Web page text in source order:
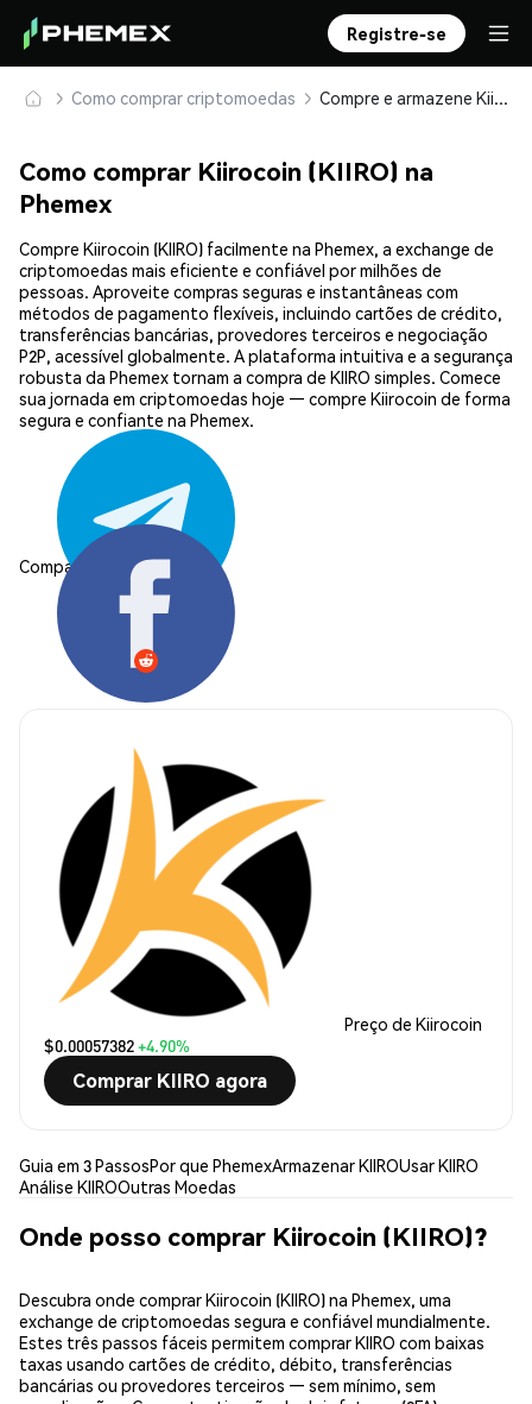
Registre-se
Como comprar criptomoedas Compre e armazene Kiirocoin (KIIRO) com segurança
Como comprar Kiirocoin (KIIRO) na
Phemex
Compre Kiirocoin (KIIRO) facilmente na Phemex, a exchange de
criptomoedas mais eficiente e confiável por milhões de
pessoas. Aproveite compras seguras e instantâneas com
métodos de pagamento flexíveis, incluindo cartões de crédito,
transferências bancárias, provedores terceiros e negociação
P2P, acessível globalmente. A plataforma intuitiva e a segurança
robusta da Phemex tornam a compra de KIIRO simples. Comece
sua jornada em criptomoedas hoje — compre Kiirocoin de forma
segura e confiante na Phemex.
Compartilhar:
Preço de Kiirocoin
$0.00057382+4.90%
Comprar KIIRO agora
Guia em 3 PassosPor que PhemexArmazenar KIIROUsar KIIRO
Análise KIIROOutras Moedas
Onde posso comprar Kiirocoin (KIIRO)?
Descubra onde comprar Kiirocoin (KIIRO) na Phemex, uma
exchange de criptomoedas segura e confiável mundialmente.
Estes três passos fáceis permitem comprar KIIRO com baixas
taxas usando cartões de crédito, débito, transferências
bancárias ou provedores terceiros — sem mínimo, sem